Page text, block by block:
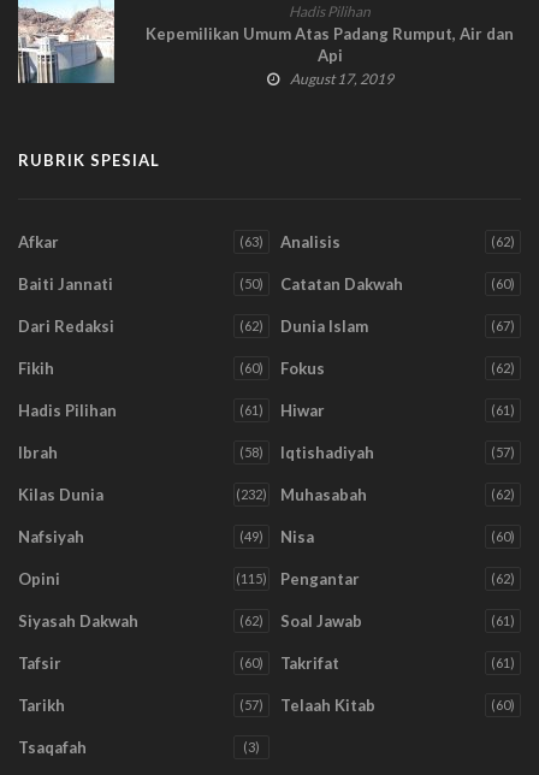
Hadis Pilihan
Kepemilikan Umum Atas Padang Rumput, Air dan
Api
August 17, 2019
RUBRIK SPESIAL
Afkar (63) Analisis (62)
Baiti Jannati (50) Catatan Dakwah (60)
Dari Redaksi (62) Dunia Islam (67)
Fikih (60) Fokus (62)
Hadis Pilihan (61) Hiwar (61)
Ibrah (58) Iqtishadiyah (57)
Kilas Dunia (232) Muhasabah (62)
Nafsiyah (49) Nisa (60)
Opini (115) Pengantar (62)
Siyasah Dakwah (62) Soal Jawab (61)
Tafsir (60) Takrifat (61)
Tarikh (57) Telaah Kitab (60)
Tsaqafah (3)